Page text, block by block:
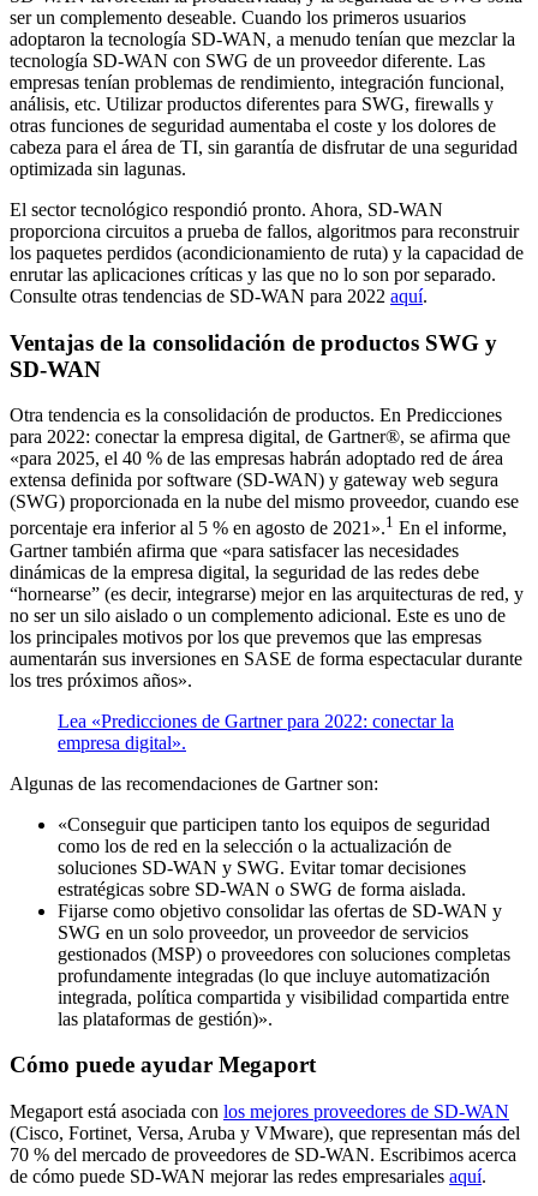
ser un complemento deseable. Cuando los primeros usuarios
adoptaron la tecnología SD-WAN, a menudo tenían que mezclar la
tecnología SD-WAN con SWG de un proveedor diferente. Las
empresas tenían problemas de rendimiento, integración funcional,
análisis, etc. Utilizar productos diferentes para SWG, firewalls y
otras funciones de seguridad aumentaba el coste y los dolores de
cabeza para el área de TI, sin garantía de disfrutar de una seguridad
optimizada sin lagunas.
El sector tecnológico respondió pronto. Ahora, SD-WAN
proporciona circuitos a prueba de fallos, algoritmos para reconstruir
los paquetes perdidos (acondicionamiento de ruta) y la capacidad de
enrutar las aplicaciones críticas y las que no lo son por separado.
Consulte otras tendencias de SD-WAN para 2022 aquí.
Ventajas de la consolidación de productos SWG y
SD-WAN
Otra tendencia es la consolidación de productos. En Predicciones
para 2022: conectar la empresa digital, de Gartner®, se afirma que
«para 2025, el 40 % de las empresas habrán adoptado red de área
extensa definida por software (SD-WAN) y gateway web segura
(SWG) proporcionada en la nube del mismo proveedor, cuando ese
porcentaje era inferior al 5 % en agosto de 2021».1 En el informe,
Gartner también afirma que «para satisfacer las necesidades
dinámicas de la empresa digital, la seguridad de las redes debe
“hornearse” (es decir, integrarse) mejor en las arquitecturas de red, y
no ser un silo aislado o un complemento adicional. Este es uno de
los principales motivos por los que prevemos que las empresas
aumentarán sus inversiones en SASE de forma espectacular durante
los tres próximos años».
Lea «Predicciones de Gartner para 2022: conectar la
empresa digital».
Algunas de las recomendaciones de Gartner son:
«Conseguir que participen tanto los equipos de seguridad
como los de red en la selección o la actualización de
soluciones SD-WAN y SWG. Evitar tomar decisiones
estratégicas sobre SD-WAN o SWG de forma aislada.
Fijarse como objetivo consolidar las ofertas de SD-WAN y
SWG en un solo proveedor, un proveedor de servicios
gestionados (MSP) o proveedores con soluciones completas
profundamente integradas (lo que incluye automatización
integrada, política compartida y visibilidad compartida entre
las plataformas de gestión)».
Cómo puede ayudar Megaport
Megaport está asociada con los mejores proveedores de SD-WAN
(Cisco, Fortinet, Versa, Aruba y VMware), que representan más del
70 % del mercado de proveedores de SD-WAN. Escribimos acerca
de cómo puede SD-WAN mejorar las redes empresariales aquí.